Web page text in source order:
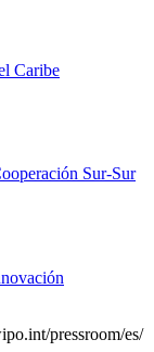
Caribe
Sur-Sur
pressroom/es/